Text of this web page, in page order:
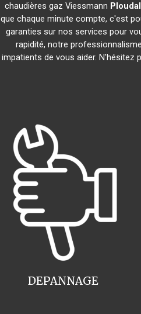
chaudières gaz Viessmann
que chaque minute compte, c'est
garanties sur nos services pour
rapidité, notre
impatients de vous aider. N'hésitez
DEPANNAGE